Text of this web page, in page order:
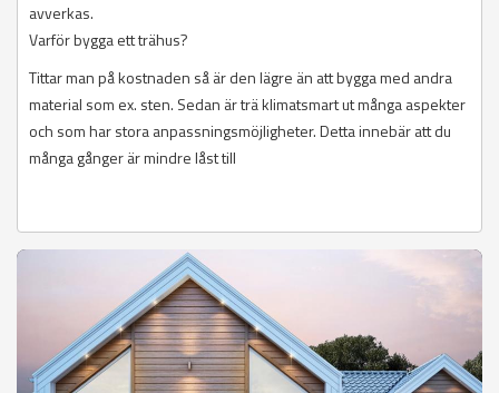
avverkas.
Varför bygga ett trähus?
Tittar man på kostnaden så är den lägre än att bygga med andra
material som ex. sten. Sedan är trä klimatsmart ut många aspekter
och som har stora anpassningsmöjligheter. Detta innebär att du
många gånger är mindre låst till